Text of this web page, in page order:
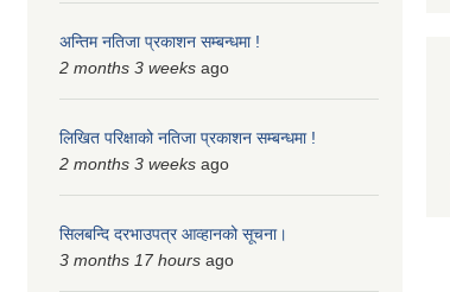
अन्तिम नतिजा प्रकाशन सम्बन्धमा !
2 months 3 weeks ago
लिखित परिक्षाको नतिजा प्रकाशन सम्बन्धमा !
2 months 3 weeks ago
सिलबन्दि दरभाउपत्र आव्हानको सूचना।
3 months 17 hours ago